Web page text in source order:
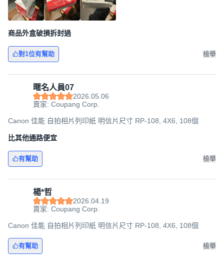
商品外盒破損拆封過
對1位有幫助 檢舉
暱名人員07
2026.05.06
賣家: Coupang Corp.
Canon 佳能 自拍相片列印紙 明信片尺寸 RP-108, 4X6, 108個
比其他通路便宜
有幫助 檢舉
楊*哲
2026.04.19
賣家: Coupang Corp.
Canon 佳能 自拍相片列印紙 明信片尺寸 RP-108, 4X6, 108個
有幫助 檢舉